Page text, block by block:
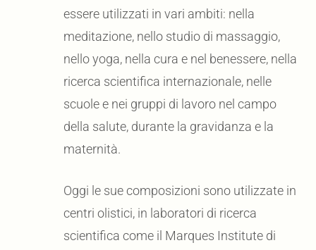
essere utilizzati in vari ambiti: nella
meditazione, nello studio di massaggio,
nello yoga, nella cura e nel benessere, nella
ricerca scientifica internazionale, nelle
scuole e nei gruppi di lavoro nel campo
della salute, durante la gravidanza e la
maternità.
Oggi le sue composizioni sono utilizzate in
centri olistici, in laboratori di ricerca
scientifica come il Marques Institute di